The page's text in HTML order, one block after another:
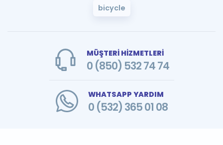
bicycle
MÜŞTERİ HİZMETLERİ
0 (850) 532 74 74
WHATSAPP YARDIM
0 (532) 365 01 08